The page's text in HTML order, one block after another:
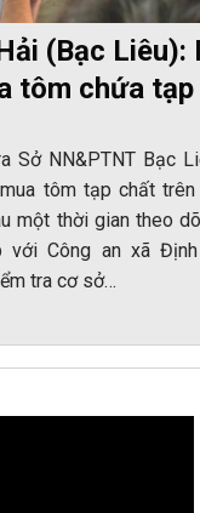
(Bạc Liêu):
tôm chứa
Sở NN&PTNT Bạc
tôm tạp chất trên
một thời gian theo
với Công an xã Định
tra cơ sở…